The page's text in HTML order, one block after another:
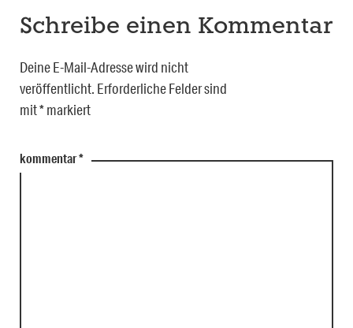
Schreibe einen Kommentar
Deine E-Mail-Adresse wird nicht
veröffentlicht. Erforderliche Felder sind
mit*markiert
kommentar*